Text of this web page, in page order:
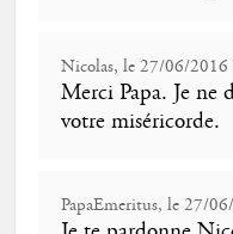
Nicolas, le 27/06/2016
Merci Papa. Je ne
votre miséricorde.
PapaEmeritus, le 27/